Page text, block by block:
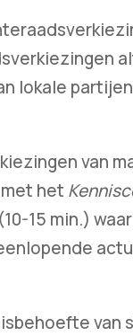
lokale
van
het
15 min.)